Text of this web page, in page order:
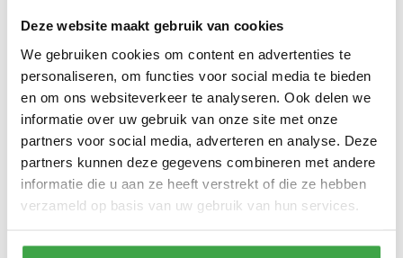
Deze website maakt gebruik van cookies
We gebruiken cookies om content en advertenties te
personaliseren, om functies voor social media te bieden
en om ons websiteverkeer te analyseren. Ook delen we
informatie over uw gebruik van onze site met onze
partners voor social media, adverteren en analyse. Deze
partners kunnen deze gegevens combineren met andere
informatie die u aan ze heeft verstrekt of die ze hebben
verzameld op basis van uw gebruik van hun services.
Dakbedekking
tot aan maaiveld - 10 jaar
Enkele deur zonder drempel -
voorzien van echt glas
Doorloophoogte deur
Bevestigingsmaterialen
Alle bevestigingsmaterialen
zijn inbegrepen